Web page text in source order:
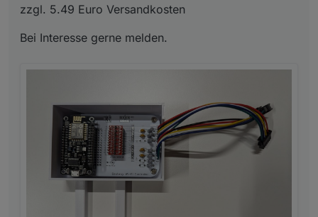
zzgl. 5.49 Euro Versandkosten
Bei Interesse gerne melden.